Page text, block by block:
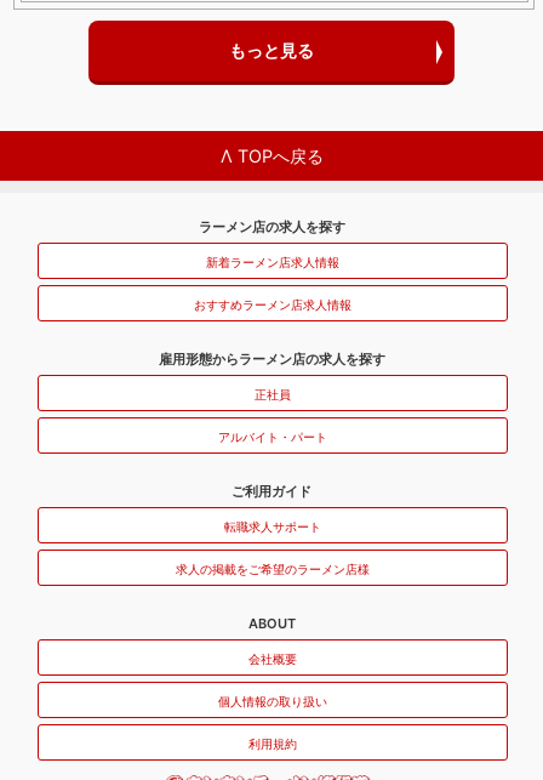
もっと見る
Λ TOPへ戻る
ラーメン店の求人を探す
新着ラーメン店求人情報
おすすめラーメン店求人情報
雇用形態からラーメン店の求人を探す
正社員
アルバイト・パート
ご利用ガイド
転職求人サポート
求人の掲載をご希望のラーメン店様
ABOUT
会社概要
個人情報の取り扱い
利用規約